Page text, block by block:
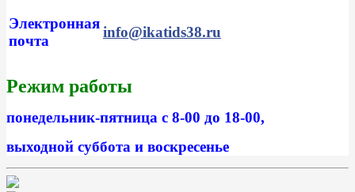
Электронная
почта
info@ikatids38.ru
Режим работы
понедельник-пятница с 8-00 до 18-00,
выходной суббота и воскресенье